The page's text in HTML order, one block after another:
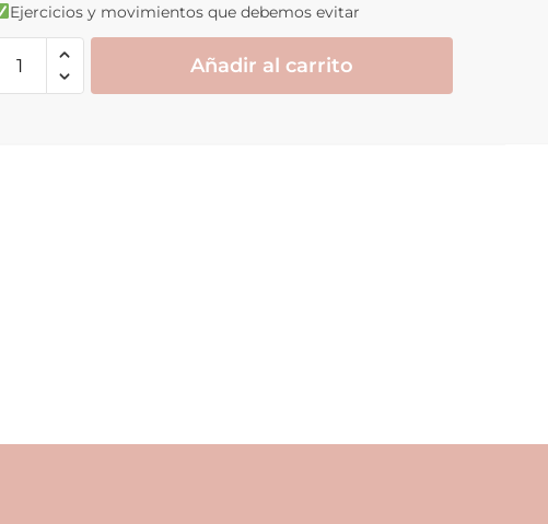
Ejercicios y movimientos que debemos evitar
Digital:
Añadir al carrito